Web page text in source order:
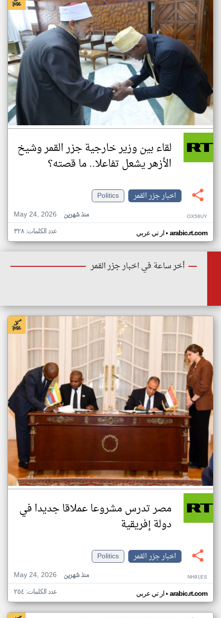
لقاء بين وزير خارجية جزر القمر وشيخ
الأزهر يشعل تفاعلا.. ما قصته؟
اخبار جزر القمر
Politics
May 24, 2026
منذ شهرين OX58UY
ار تي عربي• arabic.rt.com عدد الكلمات: ٣٢٨
أخر ساعة في اخبار جزر القمر
مصر تدرس مشروعا عملاقا جديدا في
دولة إفريقية
اخبار جزر القمر
Politics
May 24, 2026
منذ شهرين NH91ES
ار تي عربي• arabic.rt.com عدد الكلمات: ٢٥٤